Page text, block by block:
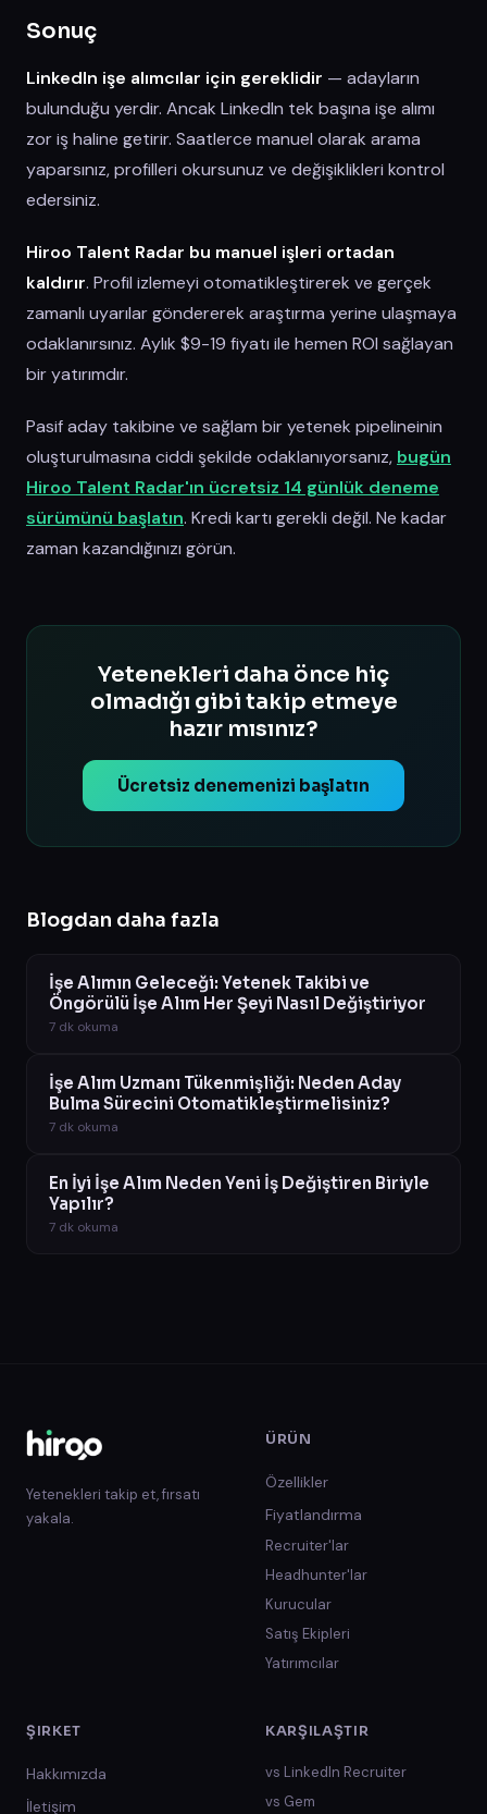
Sonuç
LinkedIn işe alımcılar için gereklidir — adayların
bulunduğu yerdir. Ancak LinkedIn tek başına işe alımı
zor iş haline getirir. Saatlerce manuel olarak arama
yaparsınız, profilleri okursunuz ve değişiklikleri kontrol
edersiniz.
Hiroo Talent Radar bu manuel işleri ortadan
kaldırır. Profil izlemeyi otomatikleştirerek ve gerçek
zamanlı uyarılar göndererek araştırma yerine ulaşmaya
odaklanırsınız. Aylık $9-19 fiyatı ile hemen ROI sağlayan
bir yatırımdır.
Pasif aday takibine ve sağlam bir yetenek pipelineinin
oluşturulmasına ciddi şekilde odaklanıyorsanız, bugün
Hiroo Talent Radar'ın ücretsiz 14 günlük deneme
sürümünü başlatın. Kredi kartı gerekli değil. Ne kadar
zaman kazandığınızı görün.
Yetenekleri daha önce hiç
olmadığı gibi takip etmeye
hazır mısınız?
Ücretsiz denemenizi başlatın
Blogdan daha fazla
İşe Alımın Geleceği: Yetenek Takibi ve
Öngörülü İşe Alım Her Şeyi Nasıl Değiştiriyor
7 dk okuma
İşe Alım Uzmanı Tükenmişliği: Neden Aday
Bulma Sürecini Otomatikleştirmelisiniz?
7 dk okuma
En İyi İşe Alım Neden Yeni İş Değiştiren Biriyle
Yapılır?
7 dk okuma
Yetenekleri takip et, fırsatı
yakala.
ÜRÜN
Özellikler
Fiyatlandırma
Recruiter'lar
Headhunter'lar
Kurucular
Satış Ekipleri
Yatırımcılar
ŞIRKET
Hakkımızda
İletişim
KARŞILAŞTIR
vs LinkedIn Recruiter
vs Gem